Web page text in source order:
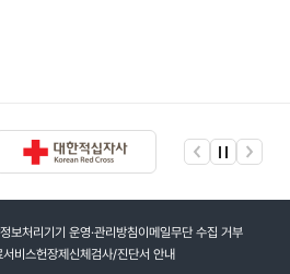
보처리기기 운영·관리방침이메일무단 수집 거부
비스헌장제 신체검사/진단서 안내